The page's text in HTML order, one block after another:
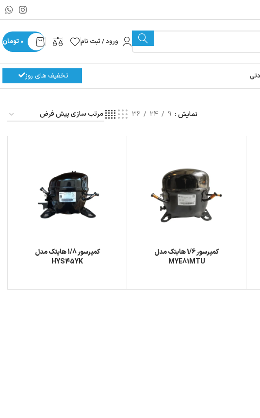
ورود / ثبت نام 0 تومان
تخفیف های روز
نمایش 9
24
36
کمپرسور 1/6 هایتک مدل
MYE81MTU
کمپرسور 1/8 هایتک مدل
HYS45YK